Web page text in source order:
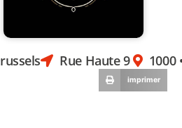
Rue Haute 9 1000
imprimer